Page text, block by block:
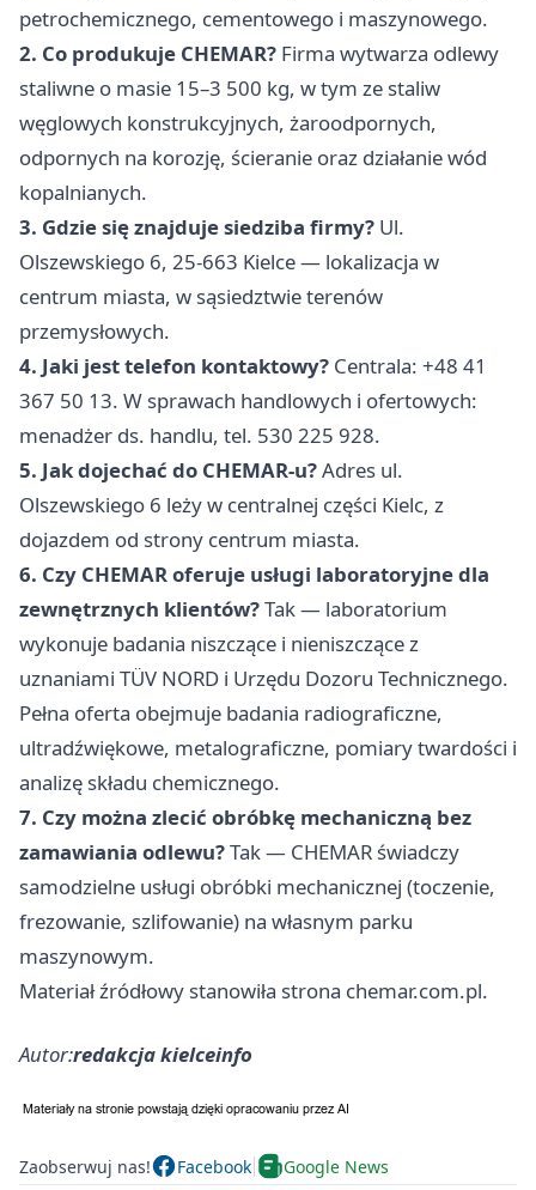
petrochemicznego, cementowego i maszynowego.
2. Co produkuje CHEMAR? Firma wytwarza odlewy
staliwne o masie 15–3 500 kg, w tym ze staliw
węglowych konstrukcyjnych, żaroodpornych,
odpornych na korozję, ścieranie oraz działanie wód
kopalnianych.
3. Gdzie się znajduje siedziba firmy? Ul.
Olszewskiego 6, 25-663 Kielce — lokalizacja w
centrum miasta, w sąsiedztwie terenów
przemysłowych.
4. Jaki jest telefon kontaktowy? Centrala: +48 41
367 50 13. W sprawach handlowych i ofertowych:
menadżer ds. handlu, tel. 530 225 928.
5. Jak dojechać do CHEMAR-u?Adres ul.
Olszewskiego 6 leży w centralnej części Kielc, z
dojazdem od strony centrum miasta.
6. Czy CHEMAR oferuje usługi laboratoryjne dla
zewnętrznych klientów?Tak — laboratorium
wykonuje badania niszczące i nieniszczące z
uznaniami TÜV NORD i Urzędu Dozoru Technicznego.
Pełna oferta obejmuje badania radiograficzne,
ultradźwiękowe, metalograficzne, pomiary twardości i
analizę składu chemicznego.
7. Czy można zlecić obróbkę mechaniczną bez
zamawiania odlewu?Tak — CHEMAR świadczy
samodzielne usługi obróbki mechanicznej (toczenie,
frezowanie, szlifowanie) na własnym parku
maszynowym.
Materiał źródłowy stanowiła strona chemar.com.pl.
Autor:redakcja kielceinfo
Zaobserwuj nas! Facebook Google News